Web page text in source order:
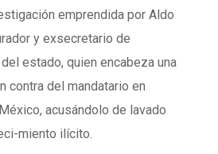
emprendida por Aldo
y exsecretario de
estado, quien encabeza una
contra del mandatario en
acusándolo de lavado
miento ilícito.